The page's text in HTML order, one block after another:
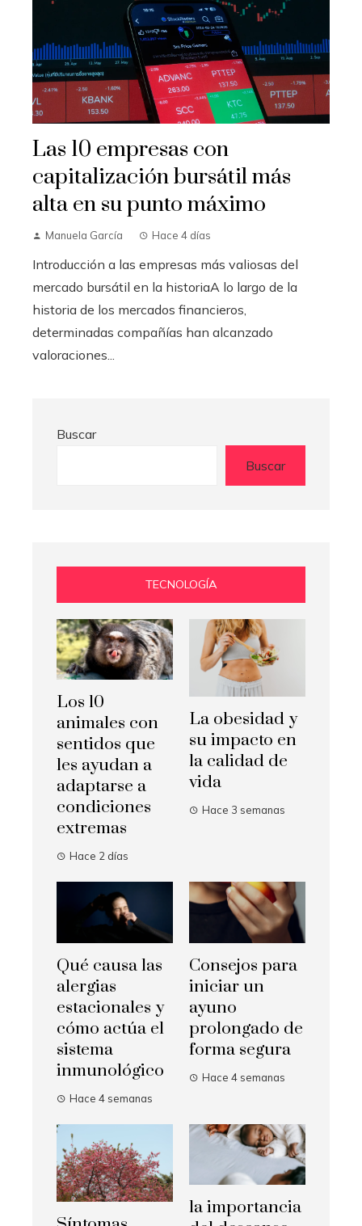
Las 10 empresas con
capitalización bursátil más
alta en su punto máximo
Manuela García Hace 4 días
Introducción a las empresas más valiosas del
mercado bursátil en la historiaA lo largo de la
historia de los mercados financieros,
determinadas compañías han alcanzado
valoraciones...
Buscar
Buscar
TECNOLOGÍA
Los 10
animales con
sentidos que
les ayudan a
adaptarse a
condiciones
extremas
Hace 2 días
La obesidad y
su impacto en
la calidad de
vida
Hace 3 semanas
Qué causa las
alergias
estacionales y
cómo actúa el
sistema
inmunológico
Hace 4 semanas
Consejos para
iniciar un
ayuno
prolongado de
forma segura
Hace 4 semanas
la importancia